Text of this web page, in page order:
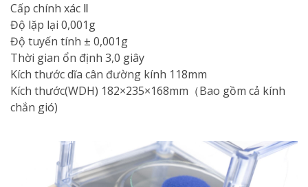
Cấp chính xác Ⅱ
Độ lặp lại 0,001g
Độ tuyến tính ± 0,001g
Thời gian ổn định 3,0 giây
Kích thước dĩa cân đường kính 118mm
Kích thước(WDH) 182×235×168mm（Bao gồm cả kính
chắn gió)